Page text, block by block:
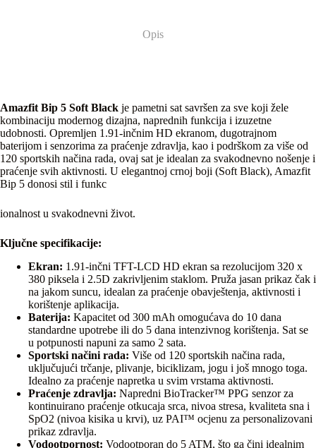
Opis
Amazfit Bip 5 Soft Black je pametni sat savršen za sve koji žele
kombinaciju modernog dizajna, naprednih funkcija i izuzetne
udobnosti. Opremljen 1.91-inčnim HD ekranom, dugotrajnom
baterijom i senzorima za praćenje zdravlja, kao i podrškom za više od
120 sportskih načina rada, ovaj sat je idealan za svakodnevno nošenje i
praćenje svih aktivnosti. U elegantnoj crnoj boji (Soft Black), Amazfit
Bip 5 donosi stil i funkc
ionalnost u svakodnevni život.
Ključne specifikacije:
Ekran: 1.91-inčni TFT-LCD HD ekran sa rezolucijom 320 x
380 piksela i 2.5D zakrivljenim staklom. Pruža jasan prikaz čak i
na jakom suncu, idealan za praćenje obavještenja, aktivnosti i
korištenje aplikacija.
Baterija: Kapacitet od 300 mAh omogućava do 10 dana
standardne upotrebe ili do 5 dana intenzivnog korištenja. Sat se
u potpunosti napuni za samo 2 sata.
Sportski načini rada: Više od 120 sportskih načina rada,
uključujući trčanje, plivanje, biciklizam, jogu i još mnogo toga.
Idealno za praćenje napretka u svim vrstama aktivnosti.
Praćenje zdravlja: Napredni BioTracker™ PPG senzor za
kontinuirano praćenje otkucaja srca, nivoa stresa, kvaliteta sna i
SpO2 (nivoa kisika u krvi), uz PAI™ ocjenu za personalizovani
prikaz zdravlja.
Vodootpornost: Vodootporan do 5 ATM, što ga čini idealnim